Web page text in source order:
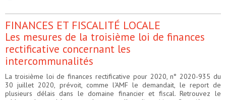
FINANCES ET FISCALITÉ LOCALE
Les mesures de la troisième loi de finances
rectificative concernant les
intercommunalités
La troisième loi de finances rectificative pour 2020, n° 2020-935 du
30 juillet 2020, prévoit, comme l'AMF le demandait, le report de
plusieurs délais dans le domaine financier et fiscal. Retrouvez le